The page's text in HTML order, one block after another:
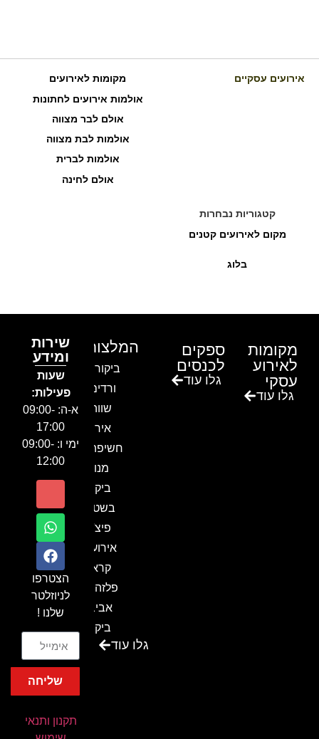
אירועים עסקיים
מקומות לאירועים
אולמות אירועים לחתונות
אולם לבר מצווה
אולמות לבת מצווה
אולמות לברית
אולם לחינה
קטגוריות נבחרות
מקום לאירועים קטנים
בלוג
מקומות
לאירוע
עסקי
גלו עוד
ספקים
לכנסים
גלו עוד
המלצות
ביקור בגן
ורדים –
שווה!!
אירוע
חשיפה- זיו
מנור
ביקור
בשטח-
פיצ'ר
אירועים
קראון
פלזה תל
אביב-
ביקור
בכנסגלו עוד
שירות
ומידע
שעות
פעילות:
א-ה: 09:00-
17:00
ימי ו: 09:00-
12:00
הצטרפו
לניוזלטר
שלנו !
שליחה
תקנון ותנאי